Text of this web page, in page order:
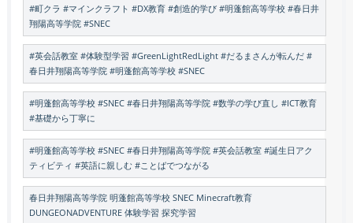
#町クラ #マインクラフト #DX教育 #創造的学び #明蓬館高等学校 #春日井
翔陽高等学院 #SNEC
#英会話教室 #体験型学習 #GreenLightRedLight #だるまさんが転んだ #
春日井翔陽高等学院 #明蓬館高等学校 #SNEC
#明蓬館高等学校 #SNEC #春日井翔陽高等学院 #数学の学び直し #ICT教育
#基礎から丁寧に
#明蓬館高等学校 #SNEC #春日井翔陽高等学院 #英会話教室 #誕生日アク
ティビティ #英語に親しむ #ことばでつながる
春日井翔陽高等学院 明蓬館高等学校 SNEC Minecraft教育
DUNGEONADVENTURE 体験学習 探究学習